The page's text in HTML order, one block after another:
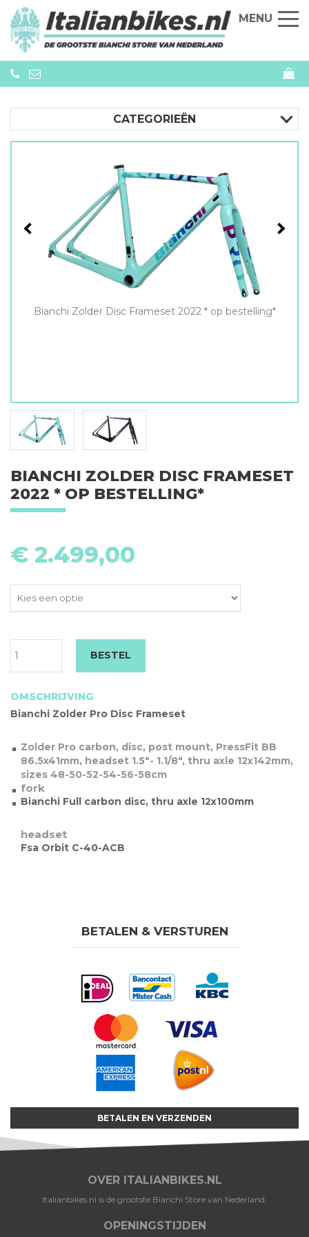
MENU
CATEGORIEËN
Bianchi Zolder Disc Frameset 2022 * op bestelling*
BIANCHI ZOLDER DISC FRAMESET
2022 * OP BESTELLING*
€ 2.499,00
Zolder
Disc
2022
*
bestelling*
aantal
BESTEL
OMSCHRIJVING
Bianchi Zolder Pro Disc Frameset
Zolder Pro carbon, disc, post mount, PressFit BB
86.5x41mm, headset 1.5″- 1.1/8″, thru axle 12x142mm,
sizes 48-50-52-54-56-58cm
fork
Bianchi Full carbon disc, thru axle 12x100mm
headset
Fsa Orbit C-40-ACB
BETALEN & VERSTUREN
BETALEN EN VERZENDEN
OVER ITALIANBIKES.NL
Italianbikes.nl is de grootste Bianchi Store van Nederland.
OPENINGSTIJDEN